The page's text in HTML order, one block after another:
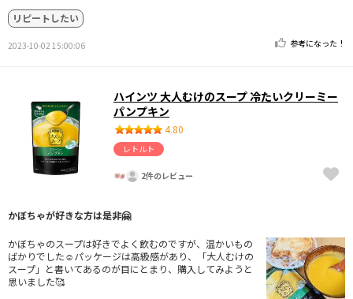
リピートしたい
2023-10-02 15:00:06 参考になった！
ハインツ 大人むけのスープ 冷たいクリーミー
パンプキン
4.80
レトルト
2件のレビュー
かぼちゃが好きな方は是非🤗
かぼちゃのスープは好きでよく飲むのですが、温かいもの
ばかりでした☺️パッケージは高級感があり、「大人むけの
スープ」と書いてあるのが目にとまり、購入してみようと
思いました🥰